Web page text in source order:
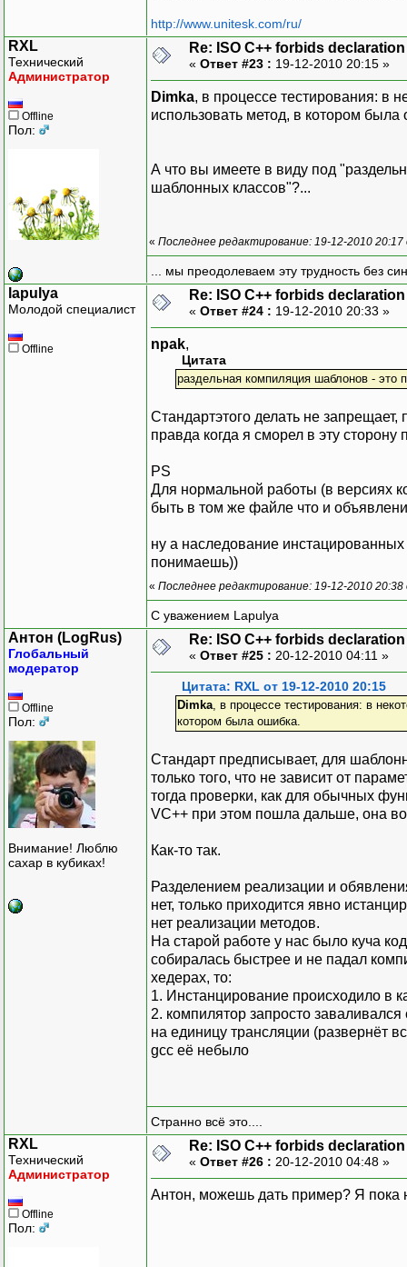
http://www.unitesk.com/ru/
RXL
Технический
Администратор
Offline
Пол:
Re: ISO C++ forbids declaration
« Ответ #23 : 19-12-2010 20:15 »
Dimka, в процессе тестирования: в
использовать метод, в котором была
А что вы имеете в виду под
шаблонных классов"?...
« Последнее редактирование: 19-12-2010
... мы преодолеваем эту трудность без
lapulya
Молодой специалист
Offline
Re: ISO C++ forbids declaration
« Ответ #24 : 19-12-2010 20:33 »
npak,
Цитата
раздельная компиляция шаблонов - это
Стандартэтого делать не
правда когда я сморел в эту
PS
Для нормальной работы (в версиях
быть в том же файле что и
ну а наследование
понимаешь))
« Последнее редактирование: 19-12-2010
С уважением Lapulya
Антон (LogRus)
Глобальный
модератор
Offline
Пол:
Внимание! Люблю
сахар в кубиках!
Re: ISO C++ forbids declaration
« Ответ #25 : 20-12-2010 04:11 »
Цитата: RXL от 19-12-2010 20:15
Dimka, в процессе тестирования: в
котором была ошибка.
Стандарт предписывает, для
только того, что не зависит от
тогда проверки, как для обычных
VC++ при этом пошла дальше, она
Как-то так.
Разделением реализации и
нет, только приходится явно
нет реализации методов.
На старой работе у нас было куча
собиралась быстрее и не падал
хедерах, то:
1. Инстанцирование происходило в
2. компилятор запросто
на единицу трансляции (развернёт
gcc её небыло
Странно всё это....
RXL
Технический
Администратор
Offline
Пол:
Re: ISO C++ forbids declaration
« Ответ #26 : 20-12-2010 04:48 »
Антон, можешь дать пример? Я пока